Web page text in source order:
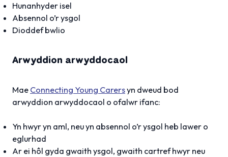
Hunanhyder isel
Absennol o’r ysgol
Dioddef bwlio
Arwyddion arwyddocaol
Mae Connecting Young Carersyn dweud bod
arwyddion arwyddocaol o ofalwr ifanc:
Yn hwyr yn aml, neu yn absennol o’r ysgol heb lawer o
eglurhad
Ar ei hôl gyda gwaith ysgol, gwaith cartref hwyr neu